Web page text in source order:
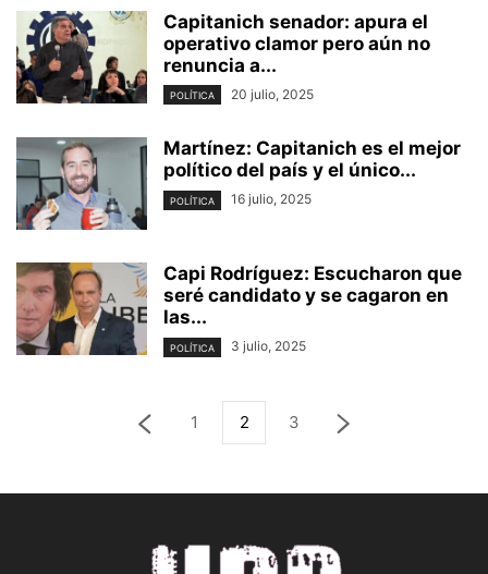
Capitanich senador: apura el
operativo clamor pero aún no
renuncia a...
POLÍTICA 20 julio, 2025
Martínez: Capitanich es el mejor
político del país y el único...
POLÍTICA 16 julio, 2025
Capi Rodríguez: Escucharon que
seré candidato y se cagaron en
las...
POLÍTICA 3 julio, 2025
1 2 3